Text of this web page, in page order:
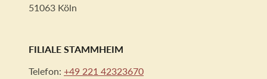
51063 Köln
FILIALE STAMMHEIM
Telefon: +49 221 42323670